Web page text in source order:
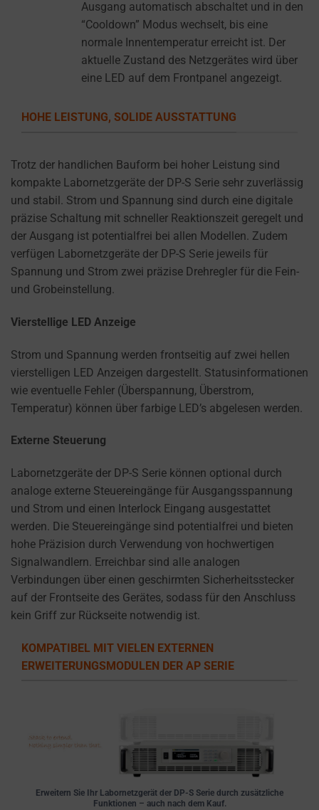
Ausgang automatisch abschaltet und in den
“Cooldown” Modus wechselt, bis eine
normale Innentemperatur erreicht ist. Der
aktuelle Zustand des Netzgerätes wird über
eine LED auf dem Frontpanel angezeigt.
HOHE LEISTUNG, SOLIDE AUSSTATTUNG
Trotz der handlichen Bauform bei hoher Leistung sind
kompakte Labornetzgeräte der DP-S Serie sehr zuverlässig
und stabil. Strom und Spannung sind durch eine digitale
präzise Schaltung mit schneller Reaktionszeit geregelt und
der Ausgang ist potentialfrei bei allen Modellen. Zudem
verfügen Labornetzgeräte der DP-S Serie jeweils für
Spannung und Strom zwei präzise Drehregler für die Fein-
und Grobeinstellung.
Vierstellige LED Anzeige
Strom und Spannung werden frontseitig auf zwei hellen
vierstelligen LED Anzeigen dargestellt. Statusinformationen
wie eventuelle Fehler (Überspannung, Überstrom,
Temperatur) können über farbige LED’s abgelesen werden.
Externe Steuerung
Labornetzgeräte der DP-S Serie können optional durch
analoge externe Steuereingänge für Ausgangsspannung
und Strom und einen Interlock Eingang ausgestattet
werden. Die Steuereingänge sind potentialfrei und bieten
hohe Präzision durch Verwendung von hochwertigen
Signalwandlern. Erreichbar sind alle analogen
Verbindungen über einen geschirmten Sicherheitsstecker
auf der Frontseite des Gerätes, sodass für den Anschluss
kein Griff zur Rückseite notwendig ist.
KOMPATIBEL MIT VIELEN EXTERNEN
ERWEITERUNGSMODULEN DER AP SERIE
Erweitern Sie Ihr Labornetzgerät der DP-S Serie durch zusätzliche
Funktionen – auch nach dem Kauf.
delete
whenever
you
choose.
For
more
details
on
uses
cookies
and
collects
you
refer
the
website’s
privacy
policy.
This
document
outlines
collected,